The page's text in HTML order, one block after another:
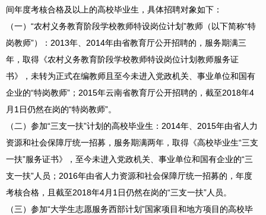
间年度考核合格及以上的高校毕业生，具体招聘对象如下：
（一）“农村义务教育阶段学校教师特设岗位计划”教师（以下简称“特
岗教师”）：2013年、2014年由省教育厅公开招聘的，服务期满三
年，取得《农村义务教育阶段学校教师特设岗位计划教师服务证
书》，未转为正式在编教师且至今未进入党政机关、事业单位和国有
企业的“特岗教师”；2015年云南省教育厅公开招聘的，截至2018年4
月1日仍然在岗的“特岗教师”。
（二）参加“三支一扶”计划的高校毕业生：2014年、2015年由省人力
资源和社会保障厅统一招募，服务期满两年，取得《高校毕业生“三支
一扶”服务证书》，至今未进入党政机关、事业单位和国有企业的“三
支一扶”人员；2016年由省人力资源和社会保障厅统一招募的，年度
考核合格，且截至2018年4月1日仍然在岗的“三支一扶”人员。
（三）参加“大学生志愿服务西部计划”国家项目和地方项目的高校毕